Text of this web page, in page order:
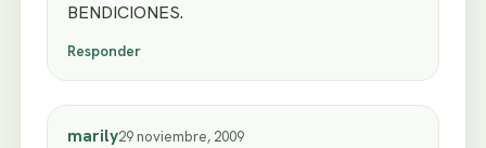
BENDICIONES.
Responder
marily29 noviembre, 2009